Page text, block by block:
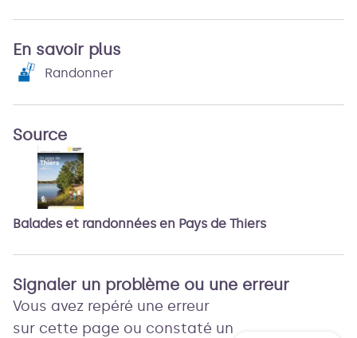
En savoir plus
Randonner
Source
Balades et randonnées en Pays de Thiers
Signaler un problème ou une erreur
Vous avez repéré une erreur
sur cette page ou constaté un